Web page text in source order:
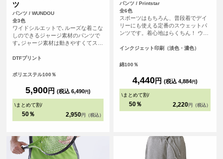
ツ
パンツ / WUNDOU
全3色
ワイドシルエットで､ルーズな着こな
しのできるジャージ素材のパンツで
す｡ジャージ素材は動きやすくてスポ
感じのデイリーユース！スポーツに
やストリート向けにワイドなシルエ
にはゴムがありボトムにかけて生地
がたまる落ち感がグッド！シルエッ
トの好みで自分のサイズを選んでく
んで調節できます｡
DTFプリント
ポリエステル100％
5,900円 (税込 6,490円)
\まとめて割/
50％ 2,950 円（税込）
パンツ / Printstar
全6色
スポーツはもちろん、普段着でデイ
リーにも使える定番のスウェットパ
ンツです。着心地はらくちん！ ウエ
インクジェット印刷（淡色・濃色）
綿100％
4,440円 (税込 4,884円)
\まとめて割/
50％ 2,220 円（税込）